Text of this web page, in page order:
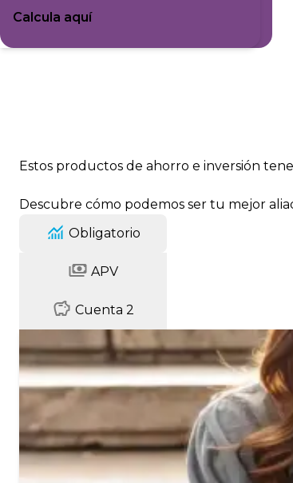
Calcula aquí
Estos productos de ahorro e inversión
Descubre cómo podemos ser tu mejor
Obligatorio
APV
Cuenta 2